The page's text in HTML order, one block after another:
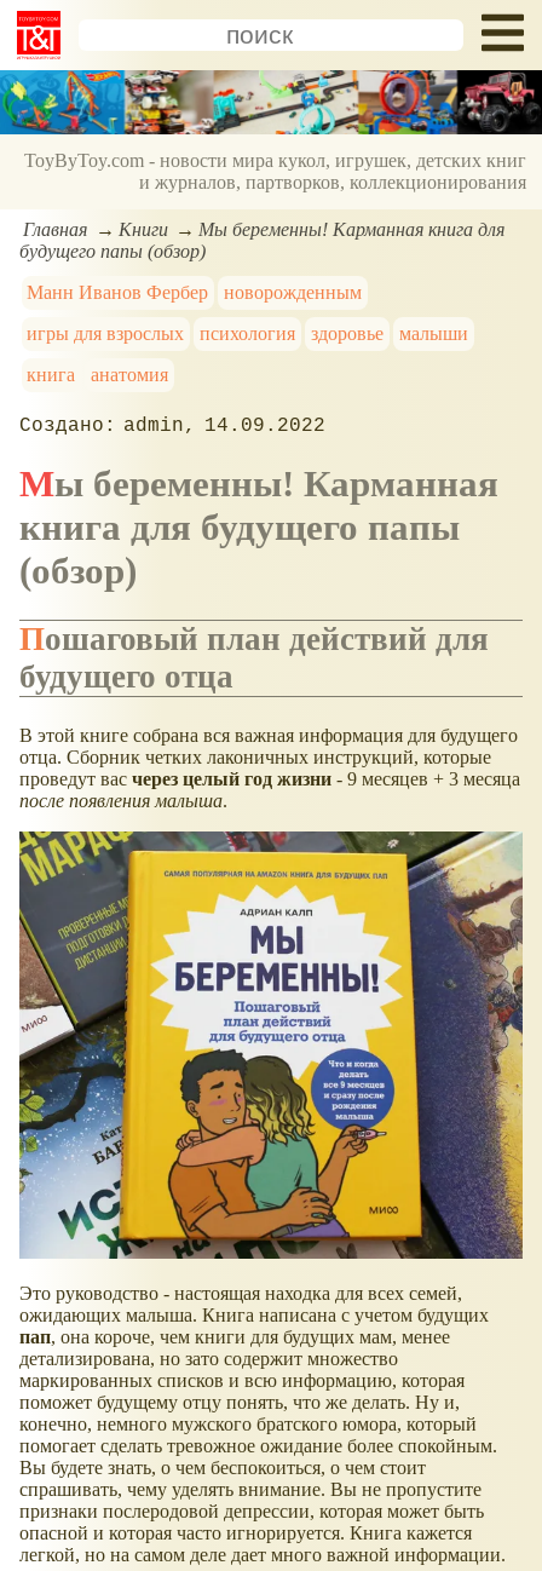
ToyByToy.com - новости мира кукол, игрушек, детских книг
и журналов, партворков, коллекционирования
Главная Книги
Мы беременны! Карманная книга для
будущего папы (обзор)
Манн Иванов Фербер
новорожденным
игры для взрослых
психология здоровье
малыши
книга
анатомия
admin 14.09.2022
Мы беременны! Карманная
книга для будущего папы
(обзор)
Пошаговый план действий для
будущего отца
В этой книге собрана вся важная информация для будущего
отца. Сборник четких лаконичных инструкций, которые
проведут вас через целый год жизни - 9 месяцев + 3 месяца
после появления малыша.
Это руководство - настоящая находка для всех семей,
ожидающих малыша. Книга написана с учетом будущих
пап, она короче, чем книги для будущих мам, менее
детализирована, но зато содержит множество
маркированных списков и всю информацию, которая
поможет будущему отцу понять, что же делать. Ну и,
конечно, немного мужского братского юмора, который
помогает сделать тревожное ожидание более спокойным.
Вы будете знать, о чем беспокоиться, о чем стоит
спрашивать, чему уделять внимание. Вы не пропустите
признаки послеродовой депрессии, которая может быть
опасной и которая часто игнорируется. Книга кажется
легкой, но на самом деле дает много важной информации.